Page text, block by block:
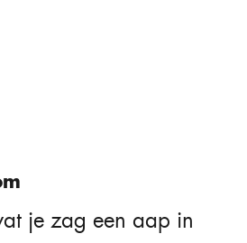
je zag een aap in